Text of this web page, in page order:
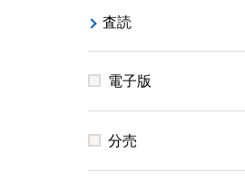
査読
電子版
分売